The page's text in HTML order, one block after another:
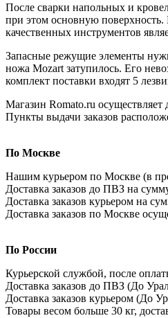
После сварки напольных и
при этом основную
качественных инструментов
Запасные режущие элементы
ножа Mozart затупилось. Его
комплект поставки входят 5
Магазин Romato.ru
Пункты выдачи заказов
По Москве
Нашим курьером по Москве (в
Доставка заказов до ПВЗ на
Доставка заказов курьером на
Доставка заказов по Москве
По России
Курьерской службой, после
Доставка заказов до ПВЗ (До
Доставка заказов курьером (До
Товары весом больше 30 кг,